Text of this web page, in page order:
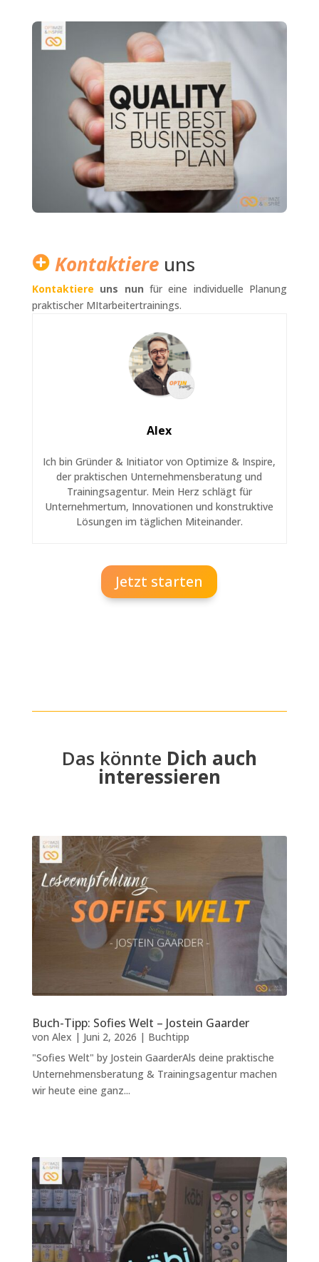
Kontaktiereuns
Kontaktiere uns nun für eine individuelle Planung
praktischer MItarbeitertrainings.
Alex
Ich bin Gründer & Initiator von Optimize & Inspire,
der praktischen Unternehmensberatung und
Trainingsagentur. Mein Herz schlägt für
Unternehmertum, Innovationen und konstruktive
Lösungen im täglichen Miteinander.
Jetzt starten
Das könnte Dich auch
interessieren
Buch-Tipp: Sofies Welt – Jostein Gaarder
von Alex | Juni 2, 2026 | Buchtipp
"Sofies Welt" by Jostein GaarderAls deine praktische
Unternehmensberatung & Trainingsagentur machen
wir heute eine ganz...